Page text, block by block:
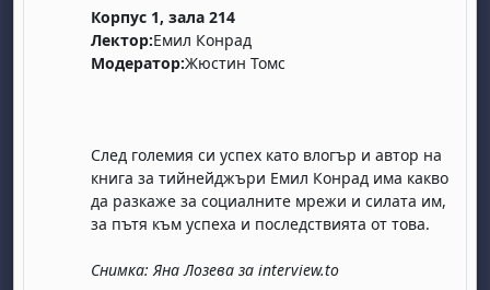
Корпус 1, зала 214
Лектор:Емил Конрад
Модератор:Жюстин Томс
След големия си успех като влогър и автор на
книга за тийнейджъри Емил Конрад има какво
да разкаже за социалните мрежи и силата им,
за пътя към успеха и последствията от това.
Снимка: Яна Лозева за interview.to